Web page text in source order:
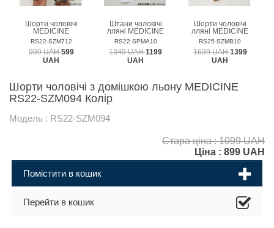
Шорти чоловічі
MEDICINE
RS22-SZM712
999 UAH599
UAH
Штани чоловічі
лляні MEDICINE
RS22-SPMA10
1349 UAH1199
UAH
Шорти чоловічі
лляні MEDICINE
RS25-SZMB10
1699 UAH1399
UAH
Шорти чоловічі з домішкою льону MEDICINE
RS22-SZM094 Колір
Модель : RS22-SZM094
Стара ціна : 1099 UAH
Ціна : 899 UAH
Помістити в кошик
Перейти в кошик